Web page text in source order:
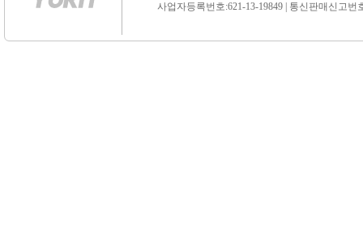
사업자등록번호:621-13-19849 | 통신판매신고번